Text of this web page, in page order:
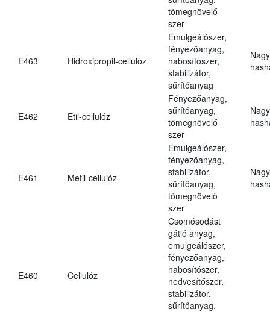
tömegnövelő
szer
E463 Hidroxipropil-cellulóz
Emulgeálószer,
fényezőanyag,
habosítószer,
stabilizátor,
sűrítőanyag
E462 Etil-cellulóz
Fényezőanyag,
sűrítőanyag,
tömegnövelő
szer
E461 Metil-cellulóz
Emulgeálószer,
fényezőanyag,
stabilizátor,
sűrítőanyag,
tömegnövelő
szer
E460 Cellulóz
Csomósodást
gátló anyag,
emulgeálószer,
fényezőanyag,
habosítószer,
nedvesítőszer,
stabilizátor,
sűrítőanyag,